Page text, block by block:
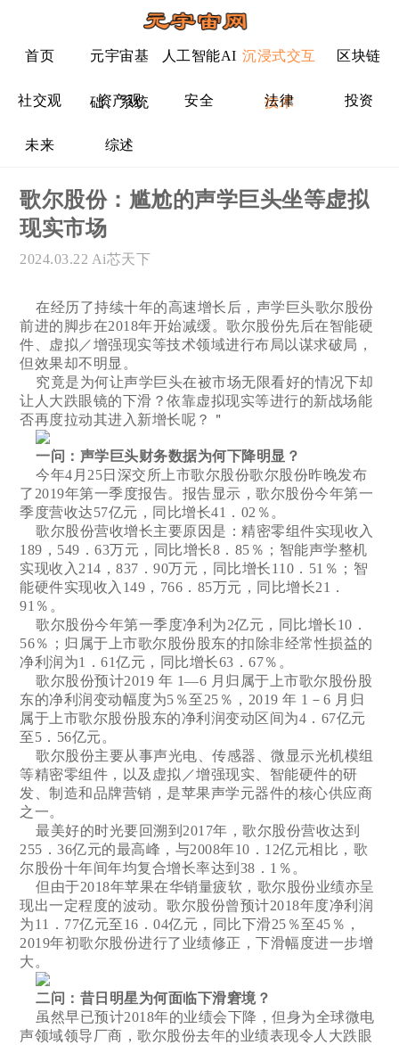
首页 元宇宙基
础、系统
人工智能AI 沉浸式交互
技术
区块链
社交观 资产观 安全 法律 投资
未来 综述
歌尔股份：尴尬的声学巨头坐等虚拟
现实市场
2024.03.22 Ai芯天下
在经历了持续十年的高速增长后，声学巨头歌尔股份
前进的脚步在2018年开始减缓。歌尔股份先后在智能硬
件、虚拟／增强现实等技术领域进行布局以谋求破局，
但效果却不明显。
究竟是为何让声学巨头在被市场无限看好的情况下却
让人大跌眼镜的下滑？依靠虚拟现实等进行的新战场能
否再度拉动其进入新增长呢？＂
一问：声学巨头财务数据为何下降明显？
今年4月25日深交所上市歌尔股份歌尔股份昨晚发布
了2019年第一季度报告。报告显示，歌尔股份今年第一
季度营收达57亿元，同比增长41．02％。
歌尔股份营收增长主要原因是：精密零组件实现收入
189，549．63万元，同比增长8．85％；智能声学整机
实现收入214，837．90万元，同比增长110．51％；智
能硬件实现收入149，766．85万元，同比增长21．
91％。
歌尔股份今年第一季度净利为2亿元，同比增长10．
56％；归属于上市歌尔股份股东的扣除非经常性损益的
净利润为1．61亿元，同比增长63．67％。
歌尔股份预计2019 年 1—6 月归属于上市歌尔股份股
东的净利润变动幅度为5％至25％，2019 年 1－6 月归
属于上市歌尔股份股东的净利润变动区间为4．67亿元
至5．56亿元。
歌尔股份主要从事声光电、传感器、微显示光机模组
等精密零组件，以及虚拟／增强现实、智能硬件的研
发、制造和品牌营销，是苹果声学元器件的核心供应商
之一。
最美好的时光要回溯到2017年，歌尔股份营收达到
255．36亿元的最高峰，与2008年10．12亿元相比，歌
尔股份十年间年均复合增长率达到38．1％。
但由于2018年苹果在华销量疲软，歌尔股份业绩亦呈
现出一定程度的波动。歌尔股份曾预计2018年度净利润
为11．77亿元至16．04亿元，同比下滑25％至45％，
2019年初歌尔股份进行了业绩修正，下滑幅度进一步增
大。
二问：昔日明星为何面临下滑窘境？
虽然早已预计2018年的业绩会下降，但身为全球微电
声领域领导厂商，歌尔股份去年的业绩表现令人大跌眼